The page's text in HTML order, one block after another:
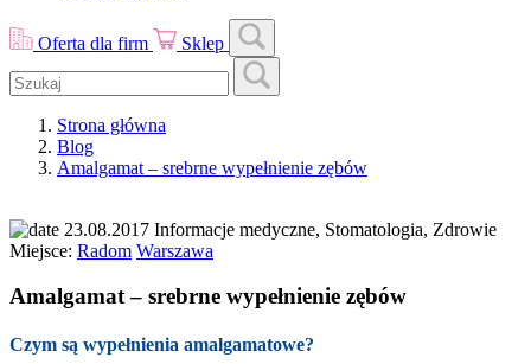
Oferta dla firm Sklep
Strona główna
Blog
Amalgamat – srebrne wypełnienie zębów
23.08.2017 Informacje medyczne, Stomatologia, Zdrowie
Miejsce: Radom Warszawa
Amalgamat – srebrne wypełnienie zębów
Czym są wypełnienia amalgamatowe?